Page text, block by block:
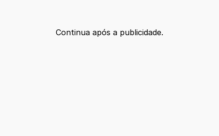
Continua após a publicidade.